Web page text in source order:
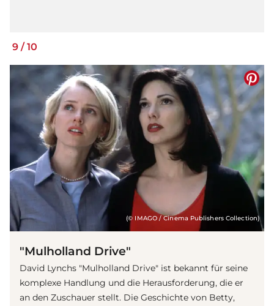
9 /10
(© IMAGO / Cinema Publishers Collection)
"Mulholland Drive"
David Lynchs "Mulholland Drive" ist bekannt für seine
komplexe Handlung und die Herausforderung, die er
an den Zuschauer stellt. Die Geschichte von Betty,